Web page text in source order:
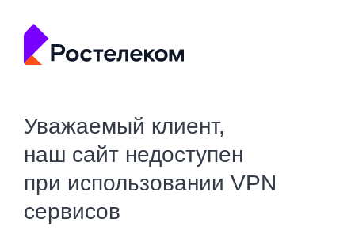
Уважаемый клиент,
наш сайт недоступен
при использовании VPN
сервисов